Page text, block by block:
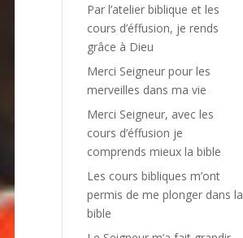
Par l’atelier biblique et les
cours d’éffusion, je rends
grâce à Dieu
Merci Seigneur pour les
merveilles dans ma vie
Merci Seigneur, avec les
cours d’éffusion je
comprends mieux la bible
Les cours bibliques m’ont
permis de me plonger dans la
bible